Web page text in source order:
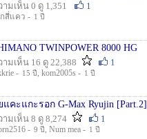
ามเห็น 0 ดู 1,351
1
กสี่แคว - 1 ปี
TWINPOWER 8000 HG
ามเห็น 16 ดู 22,388
1
- 15 ปี , kom2005s - 1 ปี
แคะแกะรอก G-Max Ryujin [Part.2]
ามเห็น 8 ดู 8,274
1
- 9 ปี , Num mea - 1 ปี